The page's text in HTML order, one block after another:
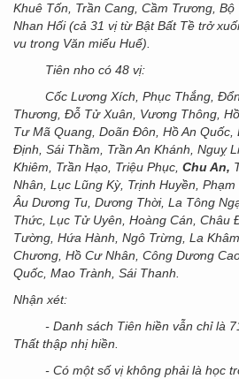
Khuê Tốn, Trần Cang, Cầm Trương,
Nhan Hối (cả 31 vị từ Bật Bất Tề trở
vu trong Văn miếu Huế).
Tiên nho có 48 vị:
Cốc Lương Xích, Phục Thắng,
Thương, Đỗ Tử Xuân, Vương Thông,
Tư Mã Quang, Doãn Đôn, Hồ An Quốc,
Định, Sái Thầm, Trần An Khánh, Nguỵ
Khiêm, Trần Hạo, Triệu Phục, Chu An,
Nhân, Lục Lũng Kỳ, Trịnh Huyền, Phạm
Âu Dương Tu, Dương Thời, La Tông
Thức, Lục Tử Uyên, Hoàng Cán, Châu
Tường, Hứa Hành, Ngô Trừng, La
Chương, Hồ Cư Nhân, Công Dương
Quốc, Mao Trành, Sái Thanh.
Nhận xét:
- Danh sách Tiên hiền vẫn chỉ là
Thất thập nhị hiền.
- Có một số vị không phải là học